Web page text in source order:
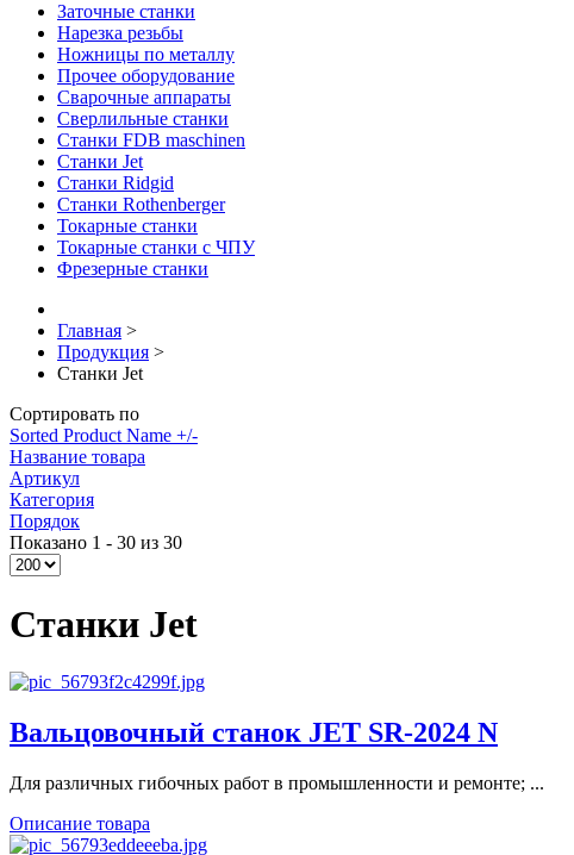
Заточные станки
Нарезка резьбы
Ножницы по металлу
Прочее оборудование
Сварочные аппараты
Сверлильные станки
Станки FDB maschinen
Станки Jet
Станки Ridgid
Станки Rothenberger
Токарные станки
Токарные станки с ЧПУ
Фрезерные станки
Главная >
Продукция >
Станки Jet
Сортировать по
Sorted Product Name +/-
Название товара
Артикул
Категория
Порядок
Показано 1 - 30 из 30
Станки Jet
Вальцовочный станок JET SR-2024 N
Для различных гибочных работ в промышленности и ремонте; ...
Описание товара